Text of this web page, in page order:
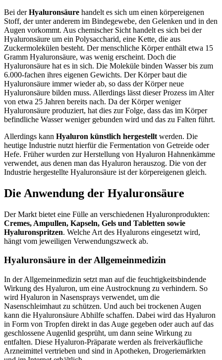
Bei derHyaluronsäure handelt es sich um einen körpereigenen
Stoff, der unter anderem im Bindegewebe, den Gelenken und in den
Augen vorkommt. Aus chemischer Sicht handelt es sich bei der
Hyaluronsäure um ein Polysaccharid, eine Kette, die aus
Zuckermolekülen besteht. Der menschliche Körper enthält etwa 15
Gramm Hyaluronsäure, was wenig erscheint. Doch die
Hyaluronsäure hat es in sich. Die Moleküle binden Wasser bis zum
6.000-fachen ihres eigenen Gewichts. Der Körper baut die
Hyaluronsäure immer wieder ab, so dass der Körper neue
Hyaluronsäure bilden muss. Allerdings lässt dieser Prozess im Alter
von etwa 25 Jahren bereits nach. Da der Körper weniger
Hyaluronsäure produziert, hat dies zur Folge, dass das im Körper
befindliche Wasser weniger gebunden wird und das zu Falten führt.
Allerdings kann Hyaluron künstlich hergestellt werden. Die
heutige Industrie nutzt hierfür die Fermentation von Getreide oder
Hefe. Früher wurden zur Herstellung von Hyaluron Hahnenkämme
verwendet, aus denen man das Hyaluron herauszog. Die von der
Industrie hergestellte Hyaluronsäure ist der körpereigenen gleich.
Die Anwendung der Hyaluronsäure
Der Markt bietet eine Fülle an verschiedenen Hyaluronprodukten:
Cremes, Ampullen, Kapseln, Gels und Tabletten sowie
Hyaluronspritzen. Welche Art des Hyalurons eingesetzt wird,
hängt vom jeweiligen Verwendungszweck ab.
Hyaluronsäure in der Allgemeinmedizin
In der Allgemeinmedizin setzt man auf die feuchtigkeitsbindende
Wirkung des Hyaluron, um eine Austrocknung zu verhindern. So
wird Hyaluron in Nasensprays verwendet, um die
Nasenschleimhaut zu schützen. Und auch bei trockenen Augen
kann die Hyaluronsäure Abhilfe schaffen. Dabei wird das Hyaluron
in Form von Tropfen direkt in das Auge gegeben oder auch auf das
geschlossene Augenlid gesprüht, um dann seine Wirkung zu
entfalten. Diese Hyaluron-Präparate werden als freiverkäufliche
Arzneimittel vertrieben und sind in Apotheken, Drogeriemärkten